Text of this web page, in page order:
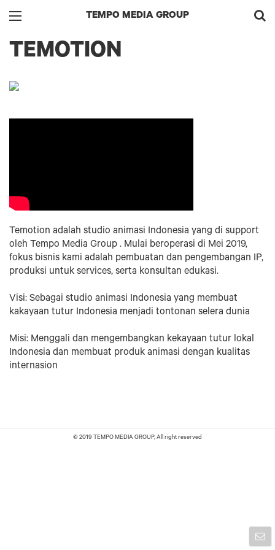
TEMPO MEDIA GROUP
TEMOTION
Temotion adalah studio animasi Indonesia yang di support
oleh Tempo Media Group . Mulai beroperasi di Mei 2019,
fokus bisnis kami adalah pembuatan dan pengembangan IP,
produksi untuk services, serta konsultan edukasi.
Visi: Sebagai studio animasi Indonesia yang membuat
kakayaan tutur Indonesia menjadi tontonan selera dunia
Misi: Menggali dan mengembangkan kekayaan tutur lokal
Indonesia dan membuat produk animasi dengan kualitas
internasion
© 2019 TEMPO MEDIA GROUP, All right reserved